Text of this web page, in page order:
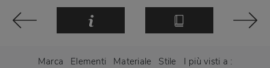
Marca Elementi Materiale Stile I più visti a :